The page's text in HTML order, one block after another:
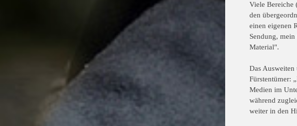
Viele Bereiche
den
einen eigenen
Sendung,
Material".
Das
Fürstentümer:
Medien im
während
weiter in den